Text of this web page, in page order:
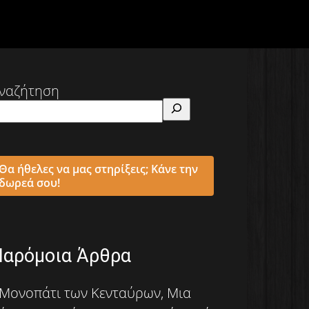
ήθελες να μας στηρίξεις; Κάνε την
σου!
Άρθρα
των Κενταύρων, Μια